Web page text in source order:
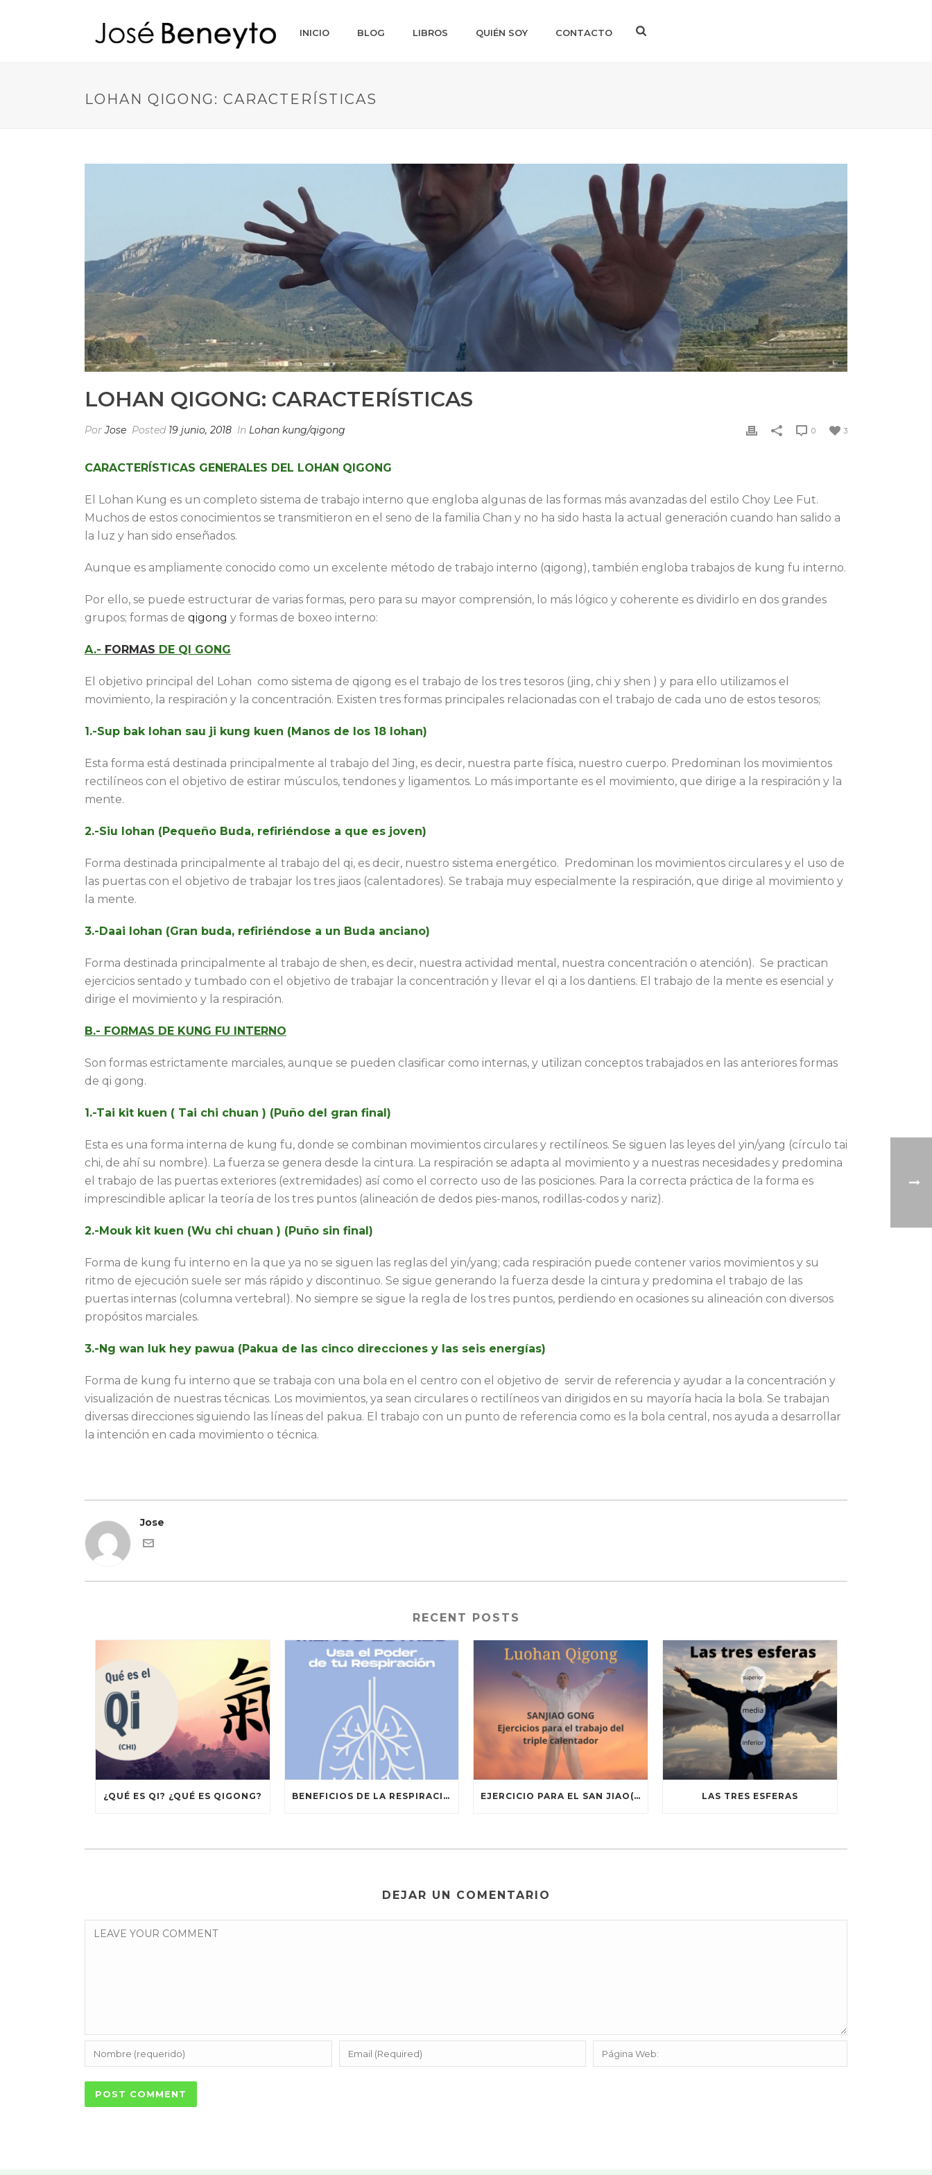
INICIO BLOG LIBROS QUIÉN SOY CONTACTO
LOHAN QIGONG: CARACTERÍSTICAS
LOHAN QIGONG: CARACTERÍSTICAS
PorJose Posted 19 junio, 2018 In Lohan kung/qigong 3
0
CARACTERÍSTICAS GENERALES DEL LOHAN QIGONG
El Lohan Kung es un completo sistema de trabajo interno que engloba algunas de las formas más avanzadas del estilo Choy Lee Fut.
Muchos de estos conocimientos se transmitieron en el seno de la familia Chan y no ha sido hasta la actual generación cuando han salido a
la luz y han sido enseñados.
Aunque es ampliamente conocido como un excelente método de trabajo interno (qigong), también engloba trabajos de kung fu interno.
Por ello, se puede estructurar de varias formas, pero para su mayor comprensión, lo más lógico y coherente es dividirlo en dos grandes
grupos; formas de qigong y formas de boxeo interno:
A.- FORMAS DE QI GONG
El objetivo principal del Lohan como sistema de qigong es el trabajo de los tres tesoros (jing, chi y shen ) y para ello utilizamos el
movimiento, la respiración y la concentración. Existen tres formas principales relacionadas con el trabajo de cada uno de estos tesoros;
1.-Sup bak lohan sau ji kung kuen (Manos de los 18 lohan)
Esta forma está destinada principalmente al trabajo del Jing, es decir, nuestra parte física, nuestro cuerpo. Predominan los movimientos
rectilíneos con el objetivo de estirar músculos, tendones y ligamentos. Lo más importante es el movimiento, que dirige a la respiración y la
mente.
2.-Siu lohan (Pequeño Buda, refiriéndose a que es joven)
Forma destinada principalmente al trabajo del qi, es decir, nuestro sistema energético. Predominan los movimientos circulares y el uso de
las puertas con el objetivo de trabajar los tres jiaos (calentadores). Se trabaja muy especialmente la respiración, que dirige al movimiento y
la mente.
3.-Daai lohan (Gran buda, refiriéndose a un Buda anciano)
Forma destinada principalmente al trabajo de shen, es decir, nuestra actividad mental, nuestra concentración o atención). Se practican
ejercicios sentado y tumbado con el objetivo de trabajar la concentración y llevar el qi a los dantiens. El trabajo de la mente es esencial y
dirige el movimiento y la respiración.
B.- FORMAS DE KUNG FU INTERNO
Son formas estrictamente marciales, aunque se pueden clasificar como internas, y utilizan conceptos trabajados en las anteriores formas
de qi gong.
1.-Tai kit kuen ( Tai chi chuan ) (Puño del gran final)
Esta es una forma interna de kung fu, donde se combinan movimientos circulares y rectilíneos. Se siguen las leyes del yin/yang (círculo tai
chi, de ahí su nombre). La fuerza se genera desde la cintura. La respiración se adapta al movimiento y a nuestras necesidades y predomina
el trabajo de las puertas exteriores (extremidades) así como el correcto uso de las posiciones. Para la correcta práctica de la forma es
imprescindible aplicar la teoría de los tres puntos (alineación de dedos pies-manos, rodillas-codos y nariz).
2.-Mouk kit kuen (Wu chi chuan ) (Puño sin final)
Forma de kung fu interno en la que ya no se siguen las reglas del yin/yang; cada respiración puede contener varios movimientos y su
ritmo de ejecución suele ser más rápido y discontinuo. Se sigue generando la fuerza desde la cintura y predomina el trabajo de las
puertas internas (columna vertebral). No siempre se sigue la regla de los tres puntos, perdiendo en ocasiones su alineación con diversos
propósitos marciales.
3.-Ng wan luk hey pawua (Pakua de las cinco direcciones y las seis energías)
Forma de kung fu interno que se trabaja con una bola en el centro con el objetivo de servir de referencia y ayudar a la concentración y
visualización de nuestras técnicas. Los movimientos, ya sean circulares o rectilíneos van dirigidos en su mayoría hacia la bola. Se trabajan
diversas direcciones siguiendo las líneas del pakua. El trabajo con un punto de referencia como es la bola central, nos ayuda a desarrollar
la intención en cada movimiento o técnica.
Jose
RECENT POSTS
¿QUÉ ES QI? ¿QUÉ ES QIGONG? BENEFICIOS DE LA RESPIRACIÓN CONSCIENTE EJERCICIO PARA EL SAN JIAO(三 焦) LAS TRES ESFERAS
DEJAR UN COMENTARIO